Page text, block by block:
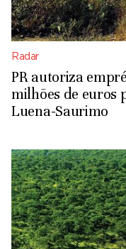
Radar
PR autoriza
milhões de
Luena-Saurimo